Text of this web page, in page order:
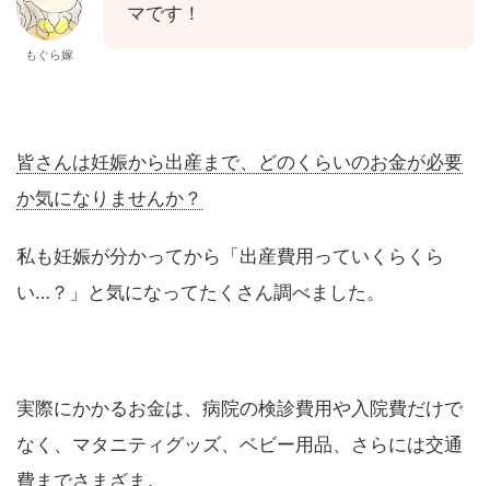
もぐら嫁
マです！
皆さんは妊娠から出産まで、どのくらいのお金が必要
か気になりませんか？
私も妊娠が分かってから「出産費用っていくらくら
い…？」と気になってたくさん調べました。
実際にかかるお金は、病院の検診費用や入院費だけで
なく、マタニティグッズ、ベビー用品、さらには交通
費までさまざま。